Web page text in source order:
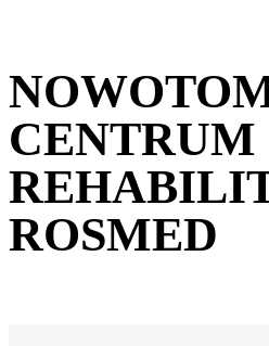
CENTRUM
ROSMED